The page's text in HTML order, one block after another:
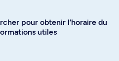
pour obtenir l’horaire du
utiles